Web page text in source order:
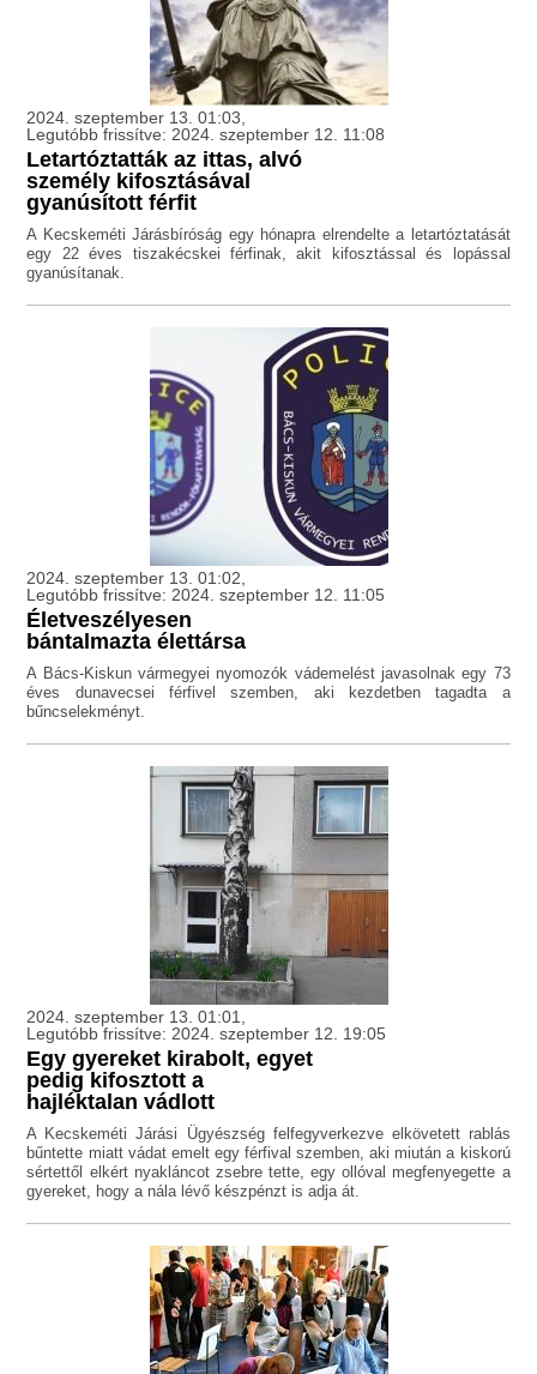
2024. szeptember 13. 01:03,
Legutóbb frissítve: 2024. szeptember 12. 11:08
Letartóztatták az ittas, alvó
személy kifosztásával
gyanúsított férfit
A Kecskeméti Járásbíróság egy hónapra elrendelte a letartóztatását
egy 22 éves tiszakécskei férfinak, akit kifosztással és lopással
gyanúsítanak.
2024. szeptember 13. 01:02,
Legutóbb frissítve: 2024. szeptember 12. 11:05
Életveszélyesen
bántalmazta élettársa
A Bács-Kiskun vármegyei nyomozók vádemelést javasolnak egy 73
éves dunavecsei férfivel szemben, aki kezdetben tagadta a
bűncselekményt.
2024. szeptember 13. 01:01,
Legutóbb frissítve: 2024. szeptember 12. 19:05
Egy gyereket kirabolt, egyet
pedig kifosztott a
hajléktalan vádlott
A Kecskeméti Járási Ügyészség felfegyverkezve elkövetett rablás
bűntette miatt vádat emelt egy férfival szemben, aki miután a kiskorú
sértettől elkért nyakláncot zsebre tette, egy ollóval megfenyegette a
gyereket, hogy a nála lévő készpénzt is adja át.